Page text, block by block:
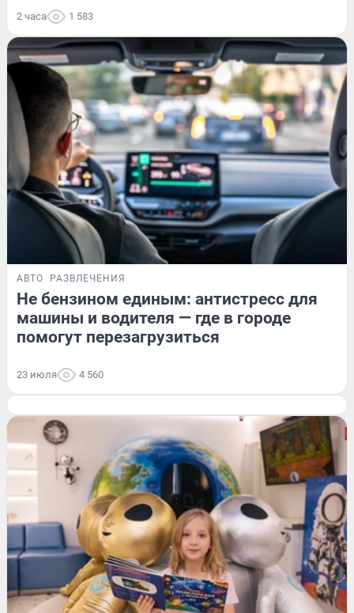
2 часа 1 583
АВТО РАЗВЛЕЧЕНИЯ
Не бензином единым: антистресс для
машины и водителя — где в городе
помогут перезагрузиться
23 июля 4 560